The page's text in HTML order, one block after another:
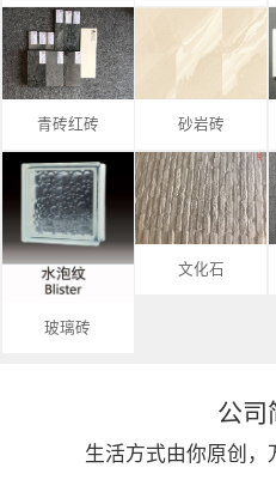
青砖红砖 砂岩砖
玻璃砖
文化石
公司
生活方式由你原创，